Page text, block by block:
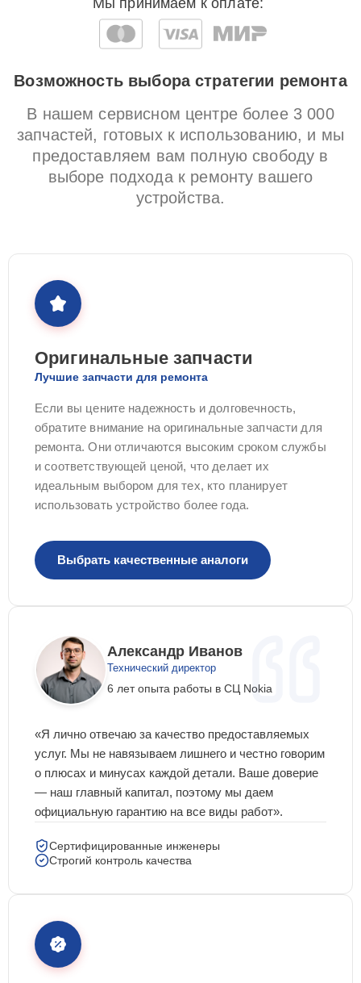
Мы принимаем к оплате:
Возможность выбора стратегии ремонта
В нашем сервисном центре более 3 000
запчастей, готовых к использованию, и мы
предоставляем вам полную свободу в
выборе подхода к ремонту вашего
устройства.
Оригинальные запчасти
Лучшие запчасти для ремонта
Если вы цените надежность и долговечность,
обратите внимание на оригинальные запчасти для
ремонта. Они отличаются высоким сроком службы
и соответствующей ценой, что делает их
идеальным выбором для тех, кто планирует
использовать устройство более года.
Выбрать качественные аналоги
Александр Иванов
Технический директор
6 лет опыта работы в СЦ Nokia
«Я лично отвечаю за качество предоставляемых
услуг. Мы не навязываем лишнего и честно говорим
о плюсах и минусах каждой детали. Ваше доверие
— наш главный капитал, поэтому мы даем
официальную гарантию на все виды работ».
Сертифицированные инженеры
Строгий контроль качества